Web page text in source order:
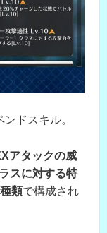
ドスキル。
アタックの威
スに対する特
類で構成され